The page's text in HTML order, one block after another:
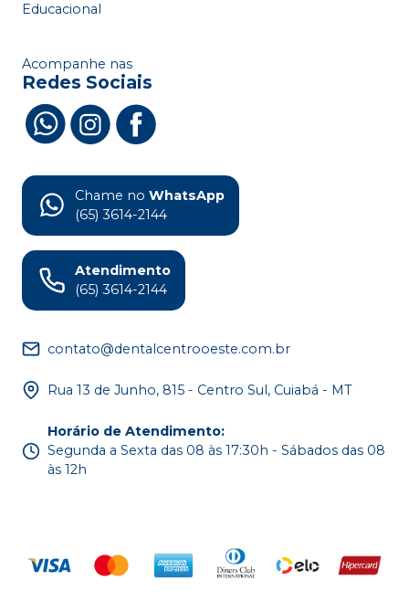
Educacional
Acompanhe nas
Redes Sociais
Chame no WhatsApp
(65) 3614-2144
Atendimento
(65) 3614-2144
contato@dentalcentrooeste.com.br
Rua 13 de Junho, 815 - Centro Sul, Cuiabá - MT
Horário de Atendimento:
Segunda a Sexta das 08 às 17:30h - Sábados das 08
às 12h